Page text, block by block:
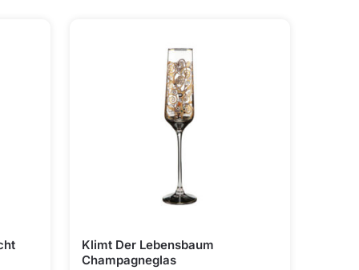
Klimt Der Lebensbaum
Champagneglas